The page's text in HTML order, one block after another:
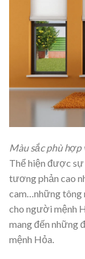
Màu sắc phù
Thể hiện được sự
tương phản cao
cam…những tông
cho người mệnh
mang đến những
mệnh Hỏa.